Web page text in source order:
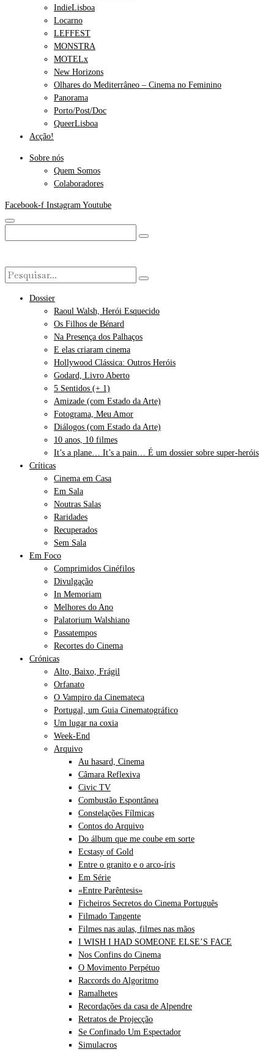
IndieLisboa
Locarno
LEFFEST
MONSTRA
MOTELx
New Horizons
Olhares do Mediterrâneo – Cinema no Feminino
Panorama
Porto/Post/Doc
QueerLisboa
Acção!
Sobre nós
Quem Somos
Colaboradores
Facebook-f Instagram Youtube
Dossier
Raoul Walsh, Herói Esquecido
Os Filhos de Bénard
Na Presença dos Palhaços
E elas criaram cinema
Hollywood Clássica: Outros Heróis
Godard, Livro Aberto
5 Sentidos (+ 1)
Amizade (com Estado da Arte)
Fotograma, Meu Amor
Diálogos (com Estado da Arte)
10 anos, 10 filmes
It’s a plane… It’s a pain… É um dossier sobre super-heróis
Críticas
Cinema em Casa
Em Sala
Noutras Salas
Raridades
Recuperados
Sem Sala
Em Foco
Comprimidos Cinéfilos
Divulgação
In Memoriam
Melhores do Ano
Palatorium Walshiano
Passatempos
Recortes do Cinema
Crónicas
Alto, Baixo, Frágil
Orfanato
O Vampiro da Cinemateca
Portugal, um Guia Cinematográfico
Um lugar na coxia
Week-End
Arquivo
Au hasard, Cinema
Câmara Reflexiva
Civic TV
Combustão Espontânea
Constelações Fílmicas
Contos do Arquivo
Do álbum que me coube em sorte
Ecstasy of Gold
Entre o granito e o arco-íris
Em Série
«Entre Parêntesis»
Ficheiros Secretos do Cinema Português
Filmado Tangente
Filmes nas aulas, filmes nas mãos
I WISH I HAD SOMEONE ELSE’S FACE
Nos Confins do Cinema
O Movimento Perpétuo
Raccords do Algoritmo
Ramalhetes
Recordações da casa de Alpendre
Retratos de Projecção
Se Confinado Um Espectador
Simulacros